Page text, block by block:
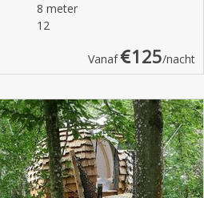
8 meter
12
Vanaf 125/nacht